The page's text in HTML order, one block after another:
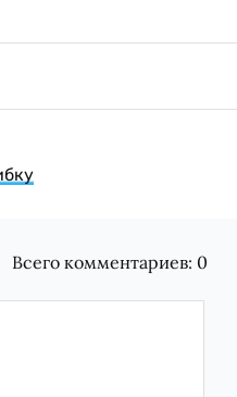
Всего комментариев: 0